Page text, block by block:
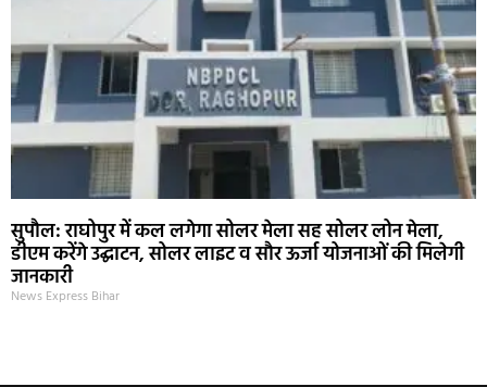
सुपौल: राघोपुर में कल लगेगा सोलर मेला सह सोलर लोन मेला,
डीएम करेंगे उद्घाटन, सोलर लाइट व सौर ऊर्जा योजनाओं की मिलेगी
जानकारी
News Express Bihar